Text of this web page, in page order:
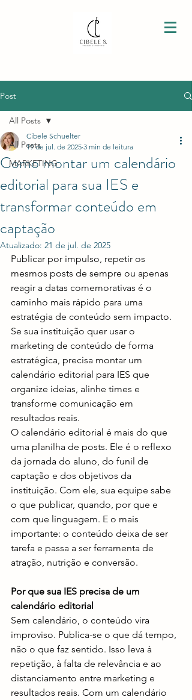
Post
All Posts
MARKETING
All Posts
Como montar um calendário
editorial para sua IES e
transformar conteúdo em
captação
Cibele Schuelter
19 de jul. de 2025 3 min de leitura
Atualizado: 21 de jul. de 2025
Publicar por impulso, repetir os
mesmos posts de sempre ou apenas
reagir a datas comemorativas é o
caminho mais rápido para uma
estratégia de conteúdo sem impacto.
Se sua instituição quer usar o
marketing de conteúdo de forma
estratégica, precisa montar um
calendário editorial para IES que
organize ideias, alinhe times e
transforme comunicação em
resultados reais.
O calendário editorial é mais do que
uma planilha de posts. Ele é o reflexo
da jornada do aluno, do funil de
captação e dos objetivos da
instituição. Com ele, sua equipe sabe
o que publicar, quando, por que e
com que linguagem. E o mais
importante: o conteúdo deixa de ser
tarefa e passa a ser ferramenta de
atração, nutrição e conversão.
Por que sua IES precisa de um
calendário editorial
Sem calendário, o conteúdo vira
improviso. Publica-se o que dá tempo,
não o que faz sentido. Isso leva à
repetição, à falta de relevância e ao
distanciamento entre marketing e
resultados reais. Com um calendário